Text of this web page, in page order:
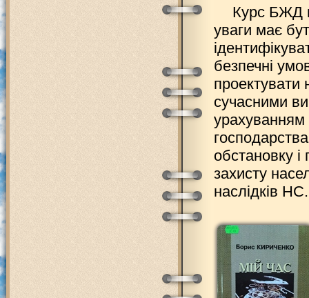
Курс БЖД
уваги має
безпечні
проектувати
сучасними
урахуванням
обстановку
захисту
наслідків НС.